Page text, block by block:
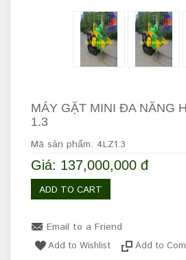
MÁY GẶT MINI ĐA NĂNG
1.3
Mã sản phẩm: 4LZ1.3
Giá: 137,000,000 đ
ADD TO CART
Email to a Friend
Add to Wishlist Add to